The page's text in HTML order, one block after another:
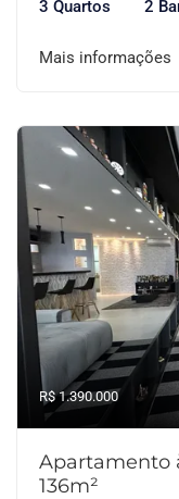
3 Quartos 2
Mais informações
R$ 1.390.000
Apartamento
136m²